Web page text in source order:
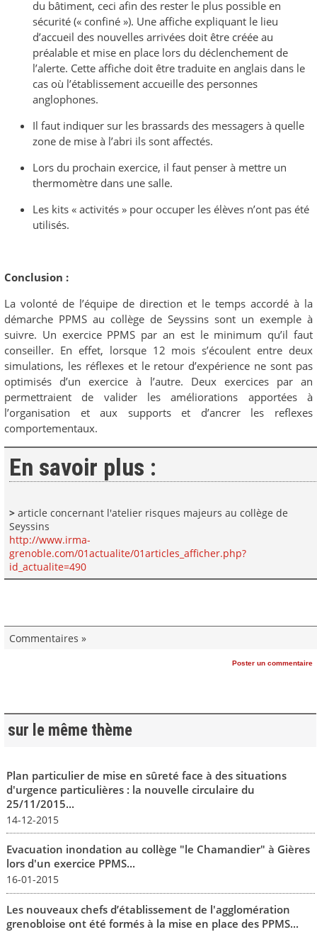
du bâtiment, ceci afin des rester le plus possible en
sécurité (« confiné »). Une affiche expliquant le lieu
d’accueil des nouvelles arrivées doit être créée au
préalable et mise en place lors du déclenchement de
l’alerte. Cette affiche doit être traduite en anglais dans le
cas où l’établissement accueille des personnes
anglophones.
Il faut indiquer sur les brassards des messagers à quelle
zone de mise à l’abri ils sont affectés.
Lors du prochain exercice, il faut penser à mettre un
thermomètre dans une salle.
Les kits « activités » pour occuper les élèves n’ont pas été
utilisés.
Conclusion :
La volonté de l’équipe de direction et le temps accordé à la
démarche PPMS au collège de Seyssins sont un exemple à
suivre. Un exercice PPMS par an est le minimum qu’il faut
conseiller. En effet, lorsque 12 mois s’écoulent entre deux
simulations, les réflexes et le retour d’expérience ne sont pas
optimisés d’un exercice à l’autre. Deux exercices par an
permettraient de valider les améliorations apportées à
l’organisation et aux supports et d’ancrer les reflexes
comportementaux.
En savoir plus :
>article concernant l'atelier risques majeurs au collège de
Seyssins
http://www.irma-
grenoble.com/01actualite/01articles_afficher.php?
id_actualite=490
Commentaires »
Poster un commentaire
sur le même thème
Plan particulier de mise en sûreté face à des situations
d'urgence particulières : la nouvelle circulaire du
25/11/2015...
14-12-2015
Evacuation inondation au collège "le Chamandier" à Gières
lors d'un exercice PPMS...
16-01-2015
Les nouveaux chefs d’établissement de l'agglomération
grenobloise ont été formés à la mise en place des PPMS...